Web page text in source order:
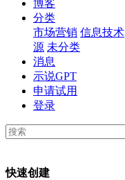
博客
分类
市场营销 信息技术
源 未分类
消息
示说GPT
申请试用
登录
快速创建